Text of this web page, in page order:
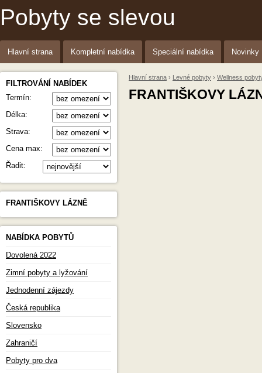
Pobyty se slevou
Hlavní strana Kompletní nabídka Speciální nabídka Novinky
Hlavní strana › Levné pobyty › Wellness
FRANTIŠKOVY
FILTROVÁNÍ NABÍDEK
Termín:
Délka:
Strava:
Cena max:
Řadit:
FRANTIŠKOVY LÁZNĚ
NABÍDKA POBYTŮ
Dovolená 2022
Zimní pobyty a lyžování
Jednodenní zájezdy
Česká republika
Slovensko
Zahraničí
Pobyty pro dva